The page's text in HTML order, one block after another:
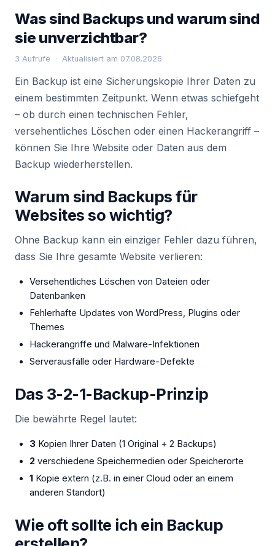
Was sind Backups und warum sind
sie unverzichtbar?
3 Aufrufe · Aktualisiert am 07.08.2026
Ein Backup ist eine Sicherungskopie Ihrer Daten zu
einem bestimmten Zeitpunkt. Wenn etwas schiefgeht
– ob durch einen technischen Fehler,
versehentliches Löschen oder einen Hackerangriff –
können Sie Ihre Website oder Daten aus dem
Backup wiederherstellen.
Warum sind Backups für
Websites so wichtig?
Ohne Backup kann ein einziger Fehler dazu führen,
dass Sie Ihre gesamte Website verlieren:
Versehentliches Löschen von Dateien oder
Datenbanken
Fehlerhafte Updates von WordPress, Plugins oder
Themes
Hackerangriffe und Malware-Infektionen
Serverausfälle oder Hardware-Defekte
Das 3-2-1-Backup-Prinzip
Die bewährte Regel lautet:
3 Kopien Ihrer Daten (1 Original + 2 Backups)
2 verschiedene Speichermedien oder Speicherorte
1 Kopie extern (z.B. in einer Cloud oder an einem
anderen Standort)
Wie oft sollte ich ein Backup